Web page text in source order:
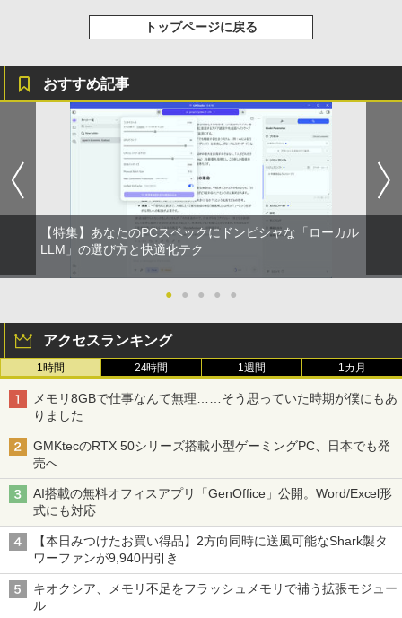
トップページに戻る
おすすめ記事
【特集】あなたのPCスペックにドンピシャな「ローカル
LLM」の選び方と快適化テク
● ● ● ● ●
アクセスランキング
1時間 24時間 1週間 1カ月
メモリ8GBで仕事なんて無理……そう思っていた時期が僕にもあ
りました
GMKtecのRTX 50シリーズ搭載小型ゲーミングPC、日本でも発
売へ
AI搭載の無料オフィスアプリ「GenOffice」公開。Word/Excel形
式にも対応
【本日みつけたお買い得品】2方向同時に送風可能なShark製タ
ワーファンが9,940円引き
キオクシア、メモリ不足をフラッシュメモリで補う拡張モジュー
ル